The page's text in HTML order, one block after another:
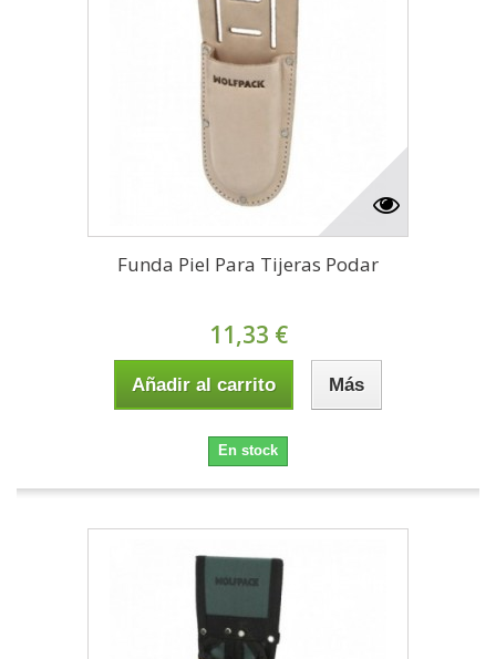
Funda Piel Para Tijeras Podar
11,33 €
Añadir al carrito Más
En stock